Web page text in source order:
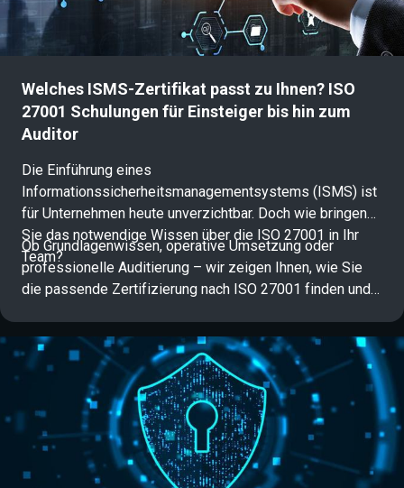
Welches ISMS-Zertifikat passt zu Ihnen? ISO
27001 Schulungen für Einsteiger bis hin zum
Auditor
Die Einführung eines
Informationssicherheitsmanagementsystems (ISMS) ist
für Unternehmen heute unverzichtbar. Doch wie bringen
Sie das notwendige Wissen über die ISO 27001 in Ihr
Team?
Ob Grundlagenwissen, operative Umsetzung oder
professionelle Auditierung – wir zeigen Ihnen, wie Sie
die passende Zertifizierung nach ISO 27001 finden und
vorantreiben.